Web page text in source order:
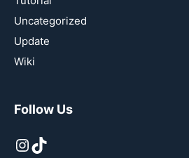
Uncategorized
Update
Wiki
Follow Us
Instagram
TikTok